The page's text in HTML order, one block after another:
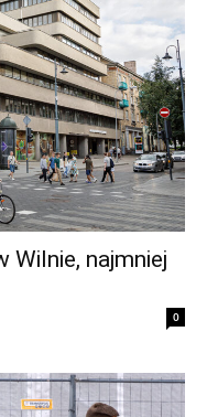
Wilnie, najmniej
0